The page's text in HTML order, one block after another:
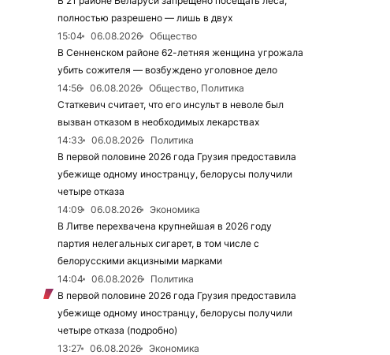
полностью разрешено — лишь в двух
15:04
06.08.2026
Общество
В Сенненском районе 62-летняя женщина угрожала
убить сожителя — возбуждено уголовное дело
14:56
06.08.2026
Общество, Политика
Статкевич считает, что его инсульт в неволе был
вызван отказом в необходимых лекарствах
14:33
06.08.2026
Политика
В первой половине 2026 года Грузия предоставила
убежище одному иностранцу, белорусы получили
четыре отказа
14:09
06.08.2026
Экономика
В Литве перехвачена крупнейшая в 2026 году
партия нелегальных сигарет, в том числе с
белорусскими акцизными марками
14:04
06.08.2026
Политика
В первой половине 2026 года Грузия предоставила
убежище одному иностранцу, белорусы получили
четыре отказа (подробно)
13:27
06.08.2026
Экономика